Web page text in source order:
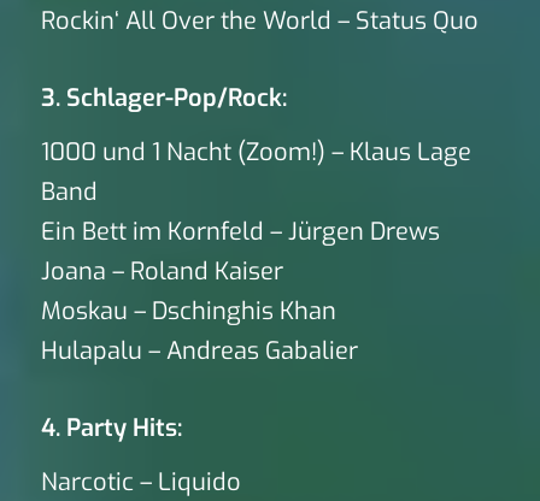
Rockin‘ All Over the World – Status Quo
3. Schlager-Pop/Rock:
1000 und 1 Nacht (Zoom!) – Klaus Lage
Band
Ein Bett im Kornfeld – Jürgen Drews
Joana – Roland Kaiser
Moskau – Dschinghis Khan
Hulapalu – Andreas Gabalier
4. Party Hits:
Narcotic – Liquido